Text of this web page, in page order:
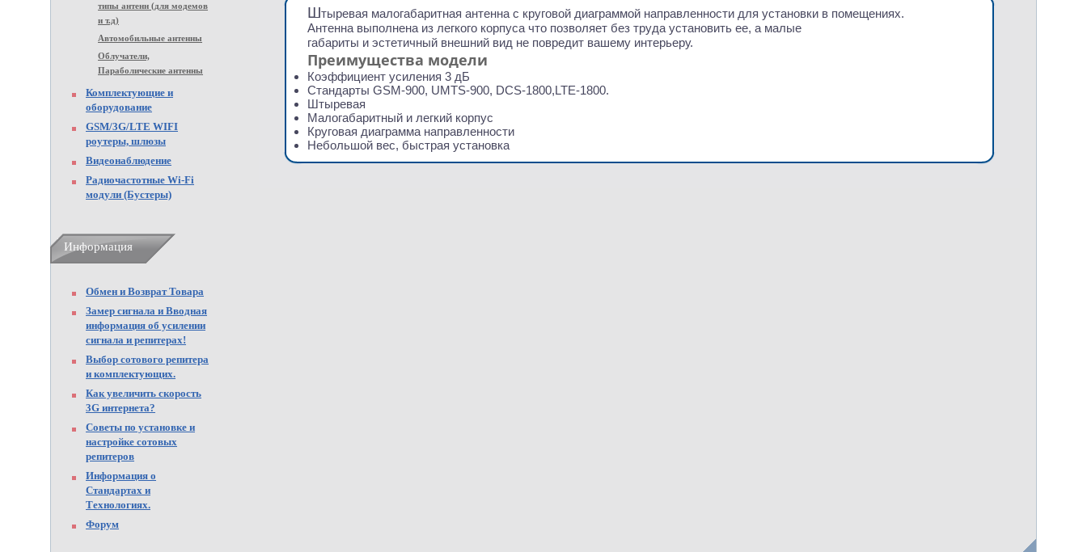
типы антенн (для модемов
и т.д)
Автомобильные антенны
Облучатели,
Параболические антенны
Комплектующие и
оборудование
GSM/3G/LTE WIFI
роутеры, шлюзы
Видеонаблюдение
Радиочастотные Wi-Fi
модули (Бустеры)
Информация
Обмен и Возврат Товара
Замер сигнала и Вводная
информация об усилении
сигнала и репитерах!
Выбор сотового репитера
и комплектующих.
Как увеличить скорость
3G интернета?
Советы по установке и
настройке сотовых
репитеров
Информация о
Стандартах и
Технологиях.
Форум
Штыревая малогабаритная антенна с круговой диаграммой направленности для установки в помещениях.
Антенна выполнена из легкого корпуса что позволяет без труда установить ее, а малые
габариты и эстетичный внешний вид не повредит вашему интерьеру.
Преимущества модели
Коэффициент усиления 3 дБ
Стандарты GSM-900, UMTS-900, DCS-1800,LTE-1800.
Штыревая
Малогабаритный и легкий корпус
Круговая диаграмма направленности
Небольшой вес, быстрая установка